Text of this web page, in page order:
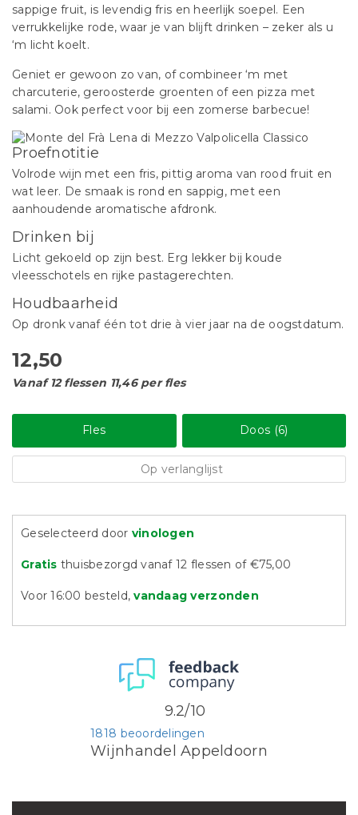
sappige fruit, is levendig fris en heerlijk soepel. Een
verrukkelijke rode, waar je van blijft drinken – zeker als u
‘m licht koelt.
Geniet er gewoon zo van, of combineer ‘m met
charcuterie, geroosterde groenten of een pizza met
salami. Ook perfect voor bij een zomerse barbecue!
Proefnotitie
Volrode wijn met een fris, pittig aroma van rood fruit en
wat leer. De smaak is rond en sappig, met een
aanhoudende aromatische afdronk.
Drinken bij
Licht gekoeld op zijn best. Erg lekker bij koude
vleesschotels en rijke pastagerechten.
Houdbaarheid
Op dronk vanaf één tot drie à vier jaar na de oogstdatum.
12,50
Vanaf 12 flessen 11,46 per fles
Fles Doos (6)
Op verlanglijst
Geselecteerd door vinologen
Gratis thuisbezorgd vanaf 12 flessen of €75,00
Voor 16:00 besteld,vandaag verzonden
Wijnhandel Appeldoorn
1818 beoordelingen
9.2/10